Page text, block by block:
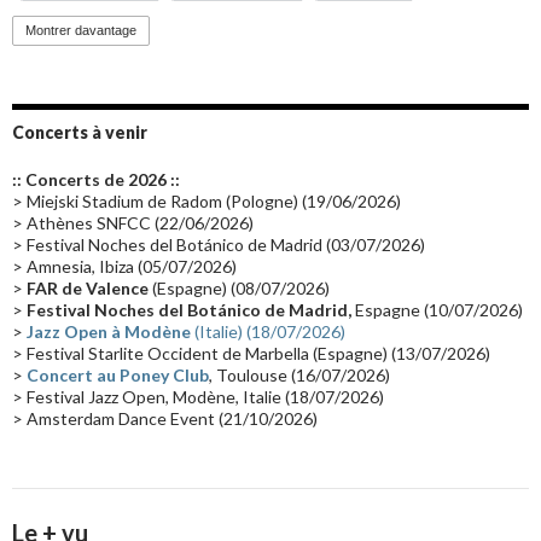
Promo 2019(23)
Groupe de Recherche Musicale
Passages radio Vidéo Jarrecast (16) Synthé 80's
Les concerts en Chine(16) Cinéma
Synthé Roland(15) Belgique(15)
(14) Astronomie (14)
Tournée 2025(14) 2024(14) Chine(13)
Montrer davantage
Concerts à venir
:: Concerts de 2026 ::
> Miejski Stadium de Radom (Pologne) (19/06/2026)
> Athènes SNFCC (22/06/2026)
> Festival Noches del Botánico de Madrid (03/07/2026)
> Amnesia, Ibiza (05/07/2026)
> FAR de Valence(Espagne) (08/07/2026)
> Festival Noches del Botánico de Madrid,Espagne (10/07/2026)
> Jazz Open à Modène(Italie) (18/07/2026)
> Festival Starlite Occident de Marbella (Espagne) (13/07/2026)
> Concert au Poney Club, Toulouse (16/07/2026)
> Festival Jazz Open, Modène, Italie (18/07/2026)
> Amsterdam Dance Event (21/10/2026)
Le + vu